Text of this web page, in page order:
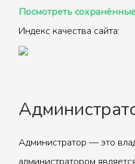
Посмотреть
Индекс качества сайта:
Администратор — это